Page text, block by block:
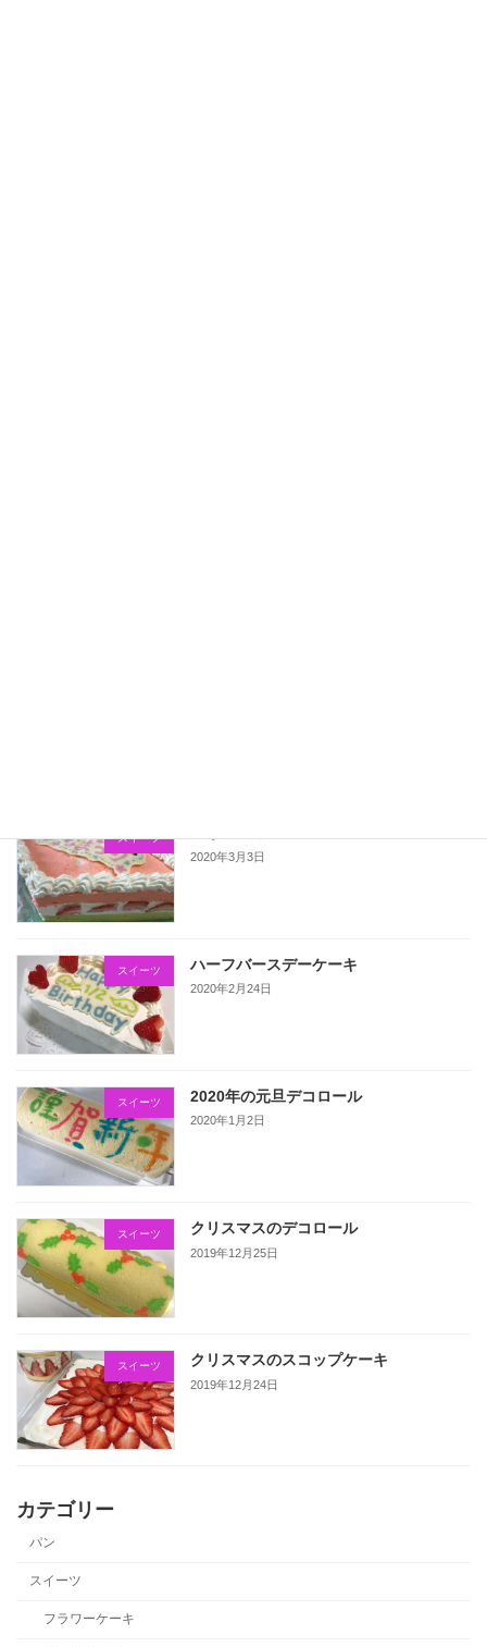
スイーツ
2020年3月3日
スイーツ ハーフバースデーケーキ
2020年2月24日
スイーツ 2020年の元旦デコロール
2020年1月2日
スイーツ クリスマスのデコロール
2019年12月25日
スイーツ クリスマスのスコップケーキ
2019年12月24日
カテゴリー
パン
スイーツ
フラワーケーキ